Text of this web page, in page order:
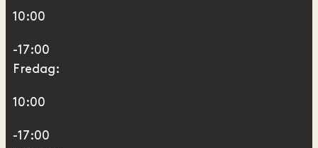
10:00
-17:00
Fredag:
10:00
-17:00